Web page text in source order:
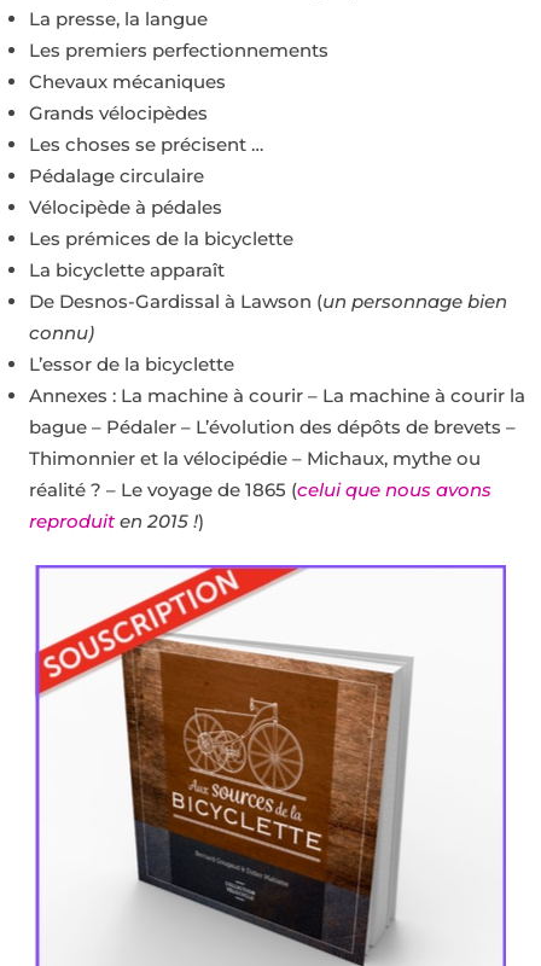
La presse, la langue
Les premiers perfectionnements
Chevaux mécaniques
Grands vélocipèdes
Les choses se précisent …
Pédalage circulaire
Vélocipède à pédales
Les prémices de la bicyclette
La bicyclette apparaît
De Desnos-Gardissal à Lawson (un personnage bien
connu)
L’essor de la bicyclette
Annexes : La machine à courir – La machine à courir la
bague – Pédaler – L’évolution des dépôts de brevets –
Thimonnier et la vélocipédie – Michaux, mythe ou
réalité ? – Le voyage de 1865 (celui que nous avons
reproduit en 2015 !)